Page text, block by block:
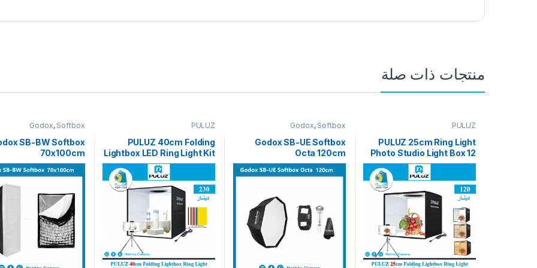
منتجات ذات صلة
PULUZ
PULUZ 25cm Ring Light
Photo Studio Light Box 12
Colors Backdrops
Godox, Softbox
Godox SB-UE Softbox
Octa 120cm
PULUZ
PULUZ 40cm Folding
Lightbox LED Ring Light Kit
12 Colors Backdrops
Godox, Softbox
SB-BW Softbox
70x100cm